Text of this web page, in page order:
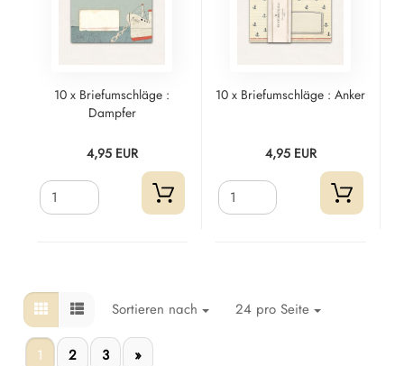
10 x Briefumschläge :
Dampfer
4,95 EUR
10 x Briefumschläge : Anker
4,95 EUR
Sortieren nach 24 pro Seite
1 2 3 »